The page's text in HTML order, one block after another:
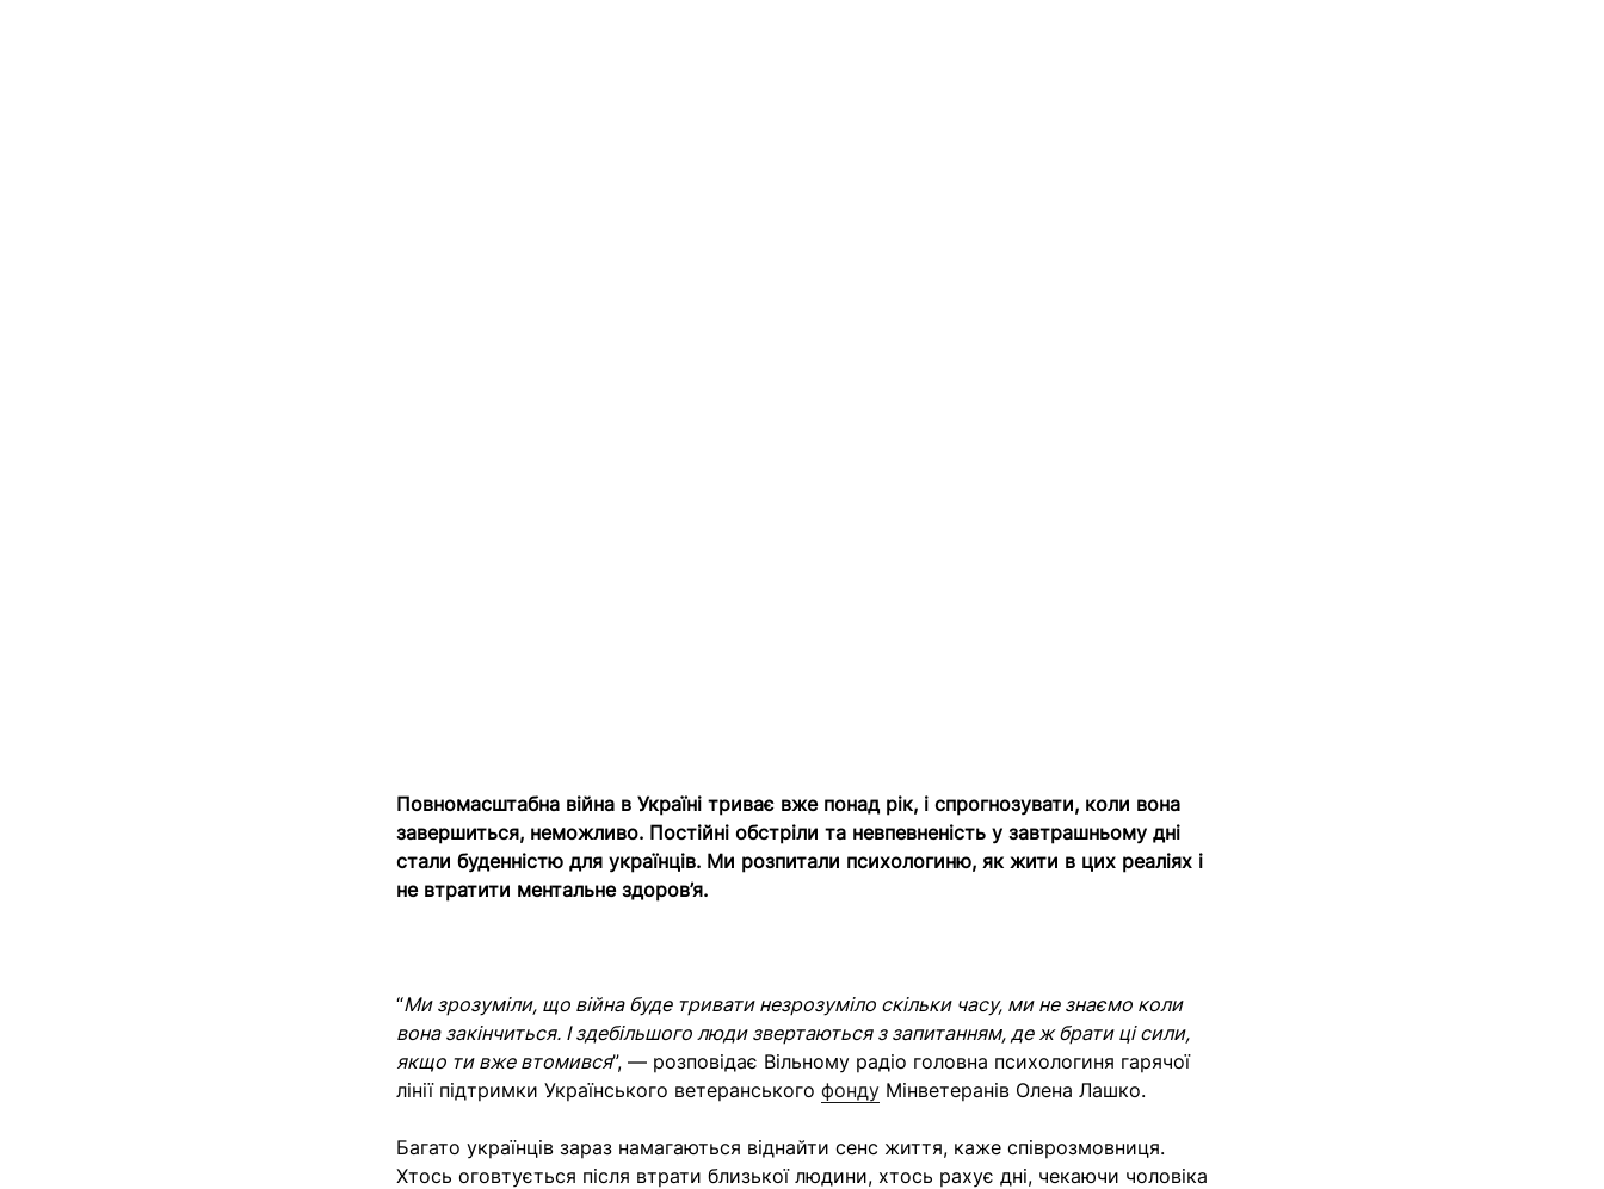
Повномасштабна війна в Україні триває вже понад рік, і спрогнозувати, коли вона
завершиться, неможливо. Постійні обстріли та невпевненість у завтрашньому дні
стали буденністю для українців. Ми розпитали психологиню, як жити в цих реаліях і
не втратити ментальне здоров’я.
“Ми зрозуміли, що війна буде тривати незрозуміло скільки часу, ми не знаємо коли
вона закінчиться. І здебільшого люди звертаються з запитанням, де ж брати ці сили,
якщо ти вже втомився”, — розповідає Вільному радіо головна психологиня гарячої
лінії підтримки Українського ветеранського фонду Мінветеранів Олена Лашко.
Багато українців зараз намагаються віднайти сенс життя, каже співрозмовниця.
Хтось оговтується після втрати близької людини, хтось рахує дні, чекаючи чоловіка